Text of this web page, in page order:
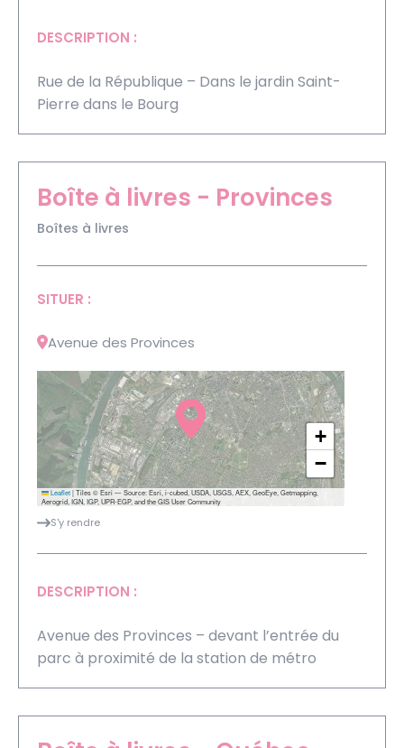
DESCRIPTION :
Rue de la République – Dans le jardin Saint-
Pierre dans le Bourg
Boîte à livres - Provinces
Boîtes à livres
SITUER :
Avenue des Provinces
+
−
Leaflet |Tiles © Esri — Source: Esri, i-cubed, USDA, USGS, AEX, GeoEye, Getmapping,
Aerogrid, IGN, IGP, UPR-EGP, and the GIS User Community
S'y rendre
DESCRIPTION :
Avenue des Provinces – devant l’entrée du
parc à proximité de la station de métro